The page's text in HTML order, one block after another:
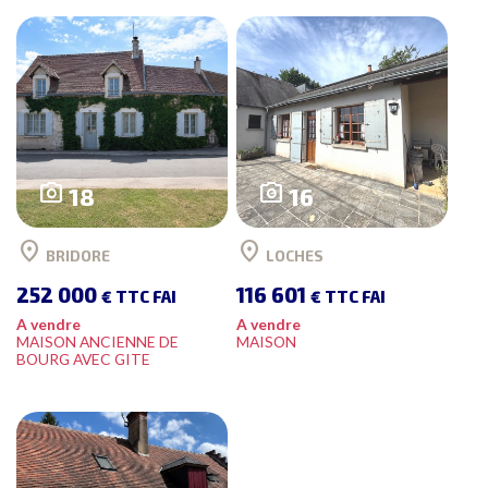
photo_camera18
location_on BRIDORE
252 000€ TTC FAI
A vendre
MAISON ANCIENNE DE
BOURG AVEC GITE
photo_camera16
location_on LOCHES
116 601€ TTC FAI
A vendre
MAISON